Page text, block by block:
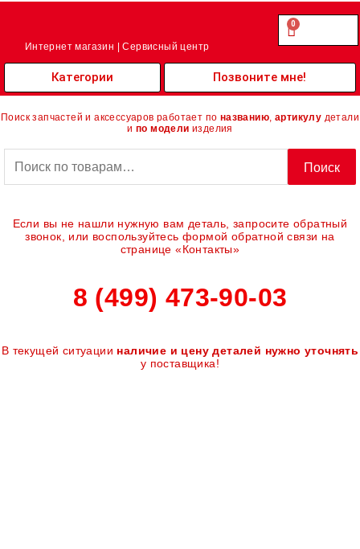
Перейти
Интернет магазин | Сервисный центр
0.00
0
Cart
Категории Позвоните мне!
Поиск запчастей и аксессуаров работает по названию артикулу детали
и по модели изделия
Поиск
Если вы не нашли нужную вам деталь, запросите обратный
звонок, или воспользуйтесь формой обратной связи на
странице «Контакты»
8 (499) 473-90-03
В текущей ситуации наличие и цену деталей нужно уточнять
у поставщика!